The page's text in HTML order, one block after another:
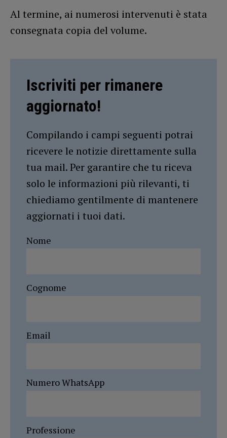
Al termine, ai numerosi intervenuti è stata
consegnata copia del volume.
Iscriviti per rimanere
aggiornato!
Compilando i campi seguenti potrai
ricevere le notizie direttamente sulla
tua mail. Per garantire che tu riceva
solo le informazioni più rilevanti, ti
chiediamo gentilmente di mantenere
aggiornati i tuoi dati.
Nome
Cognome
Email
Numero WhatsApp
Professione